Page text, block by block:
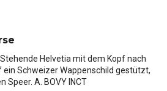
Helvetia mit dem Kopf nach
ein Schweizer Wappenschild gestützt,
Speer. A. BOVY INCT